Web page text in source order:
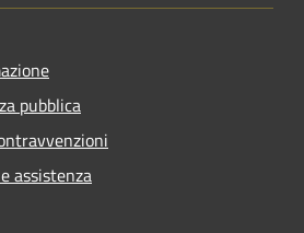
pubblica
assistenza